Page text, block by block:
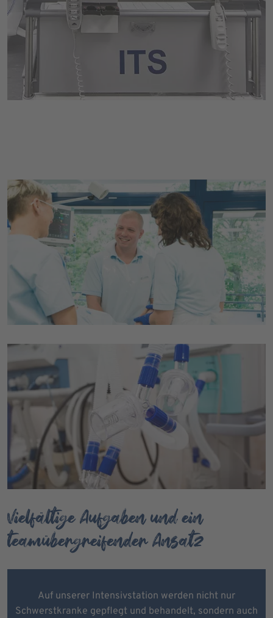
Vielfältige Aufgaben und ein
teamübergreifender Ansatz
Auf unserer Intensivstation werden nicht nur
Schwerstkranke gepflegt und behandelt, sondern auch